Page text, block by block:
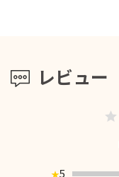
レビュー
★5